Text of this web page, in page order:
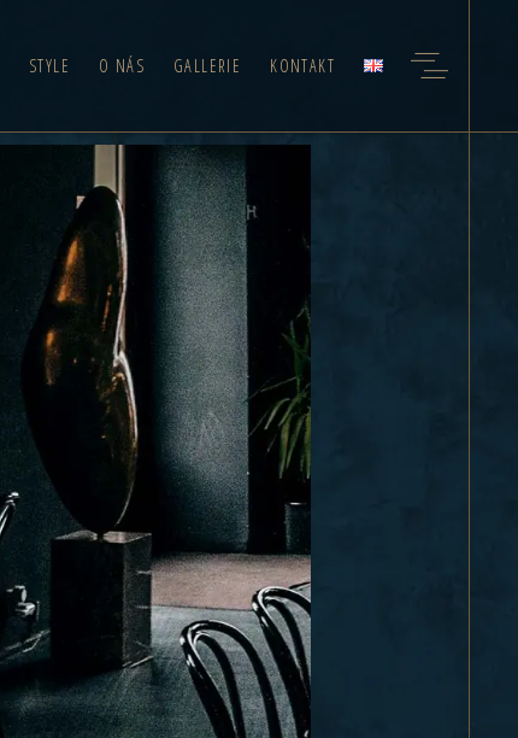
STYLE O NÁS GALLERIE KONTAKT